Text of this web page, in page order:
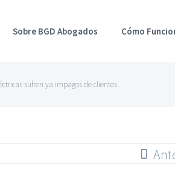
Sobre BGD Abogados Cómo
sufren ya impagos de clientes